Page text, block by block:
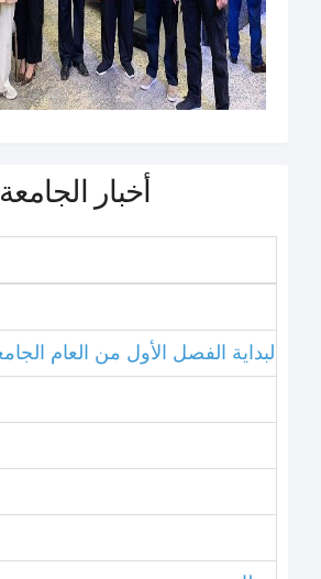
أخبار الجامعة